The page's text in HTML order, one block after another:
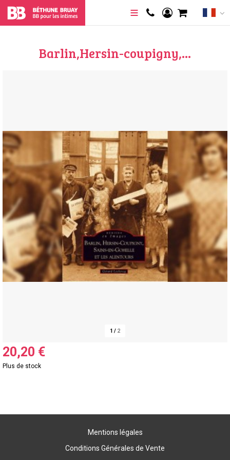
Barlin,Hersin-coupigny,...
1 / 2
20,20 €
Plus de stock
Mentions légales
Conditions Générales de Vente